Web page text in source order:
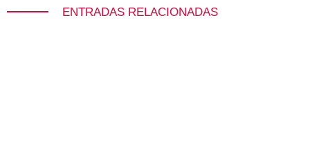
ENTRADAS RELACIONADAS